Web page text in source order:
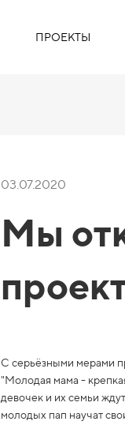
ПРОЕКТЫ
03.07.2020
Мы
С серьёзными мерами
"Молодая мама -
девочек и их семьи
молодых пап научат